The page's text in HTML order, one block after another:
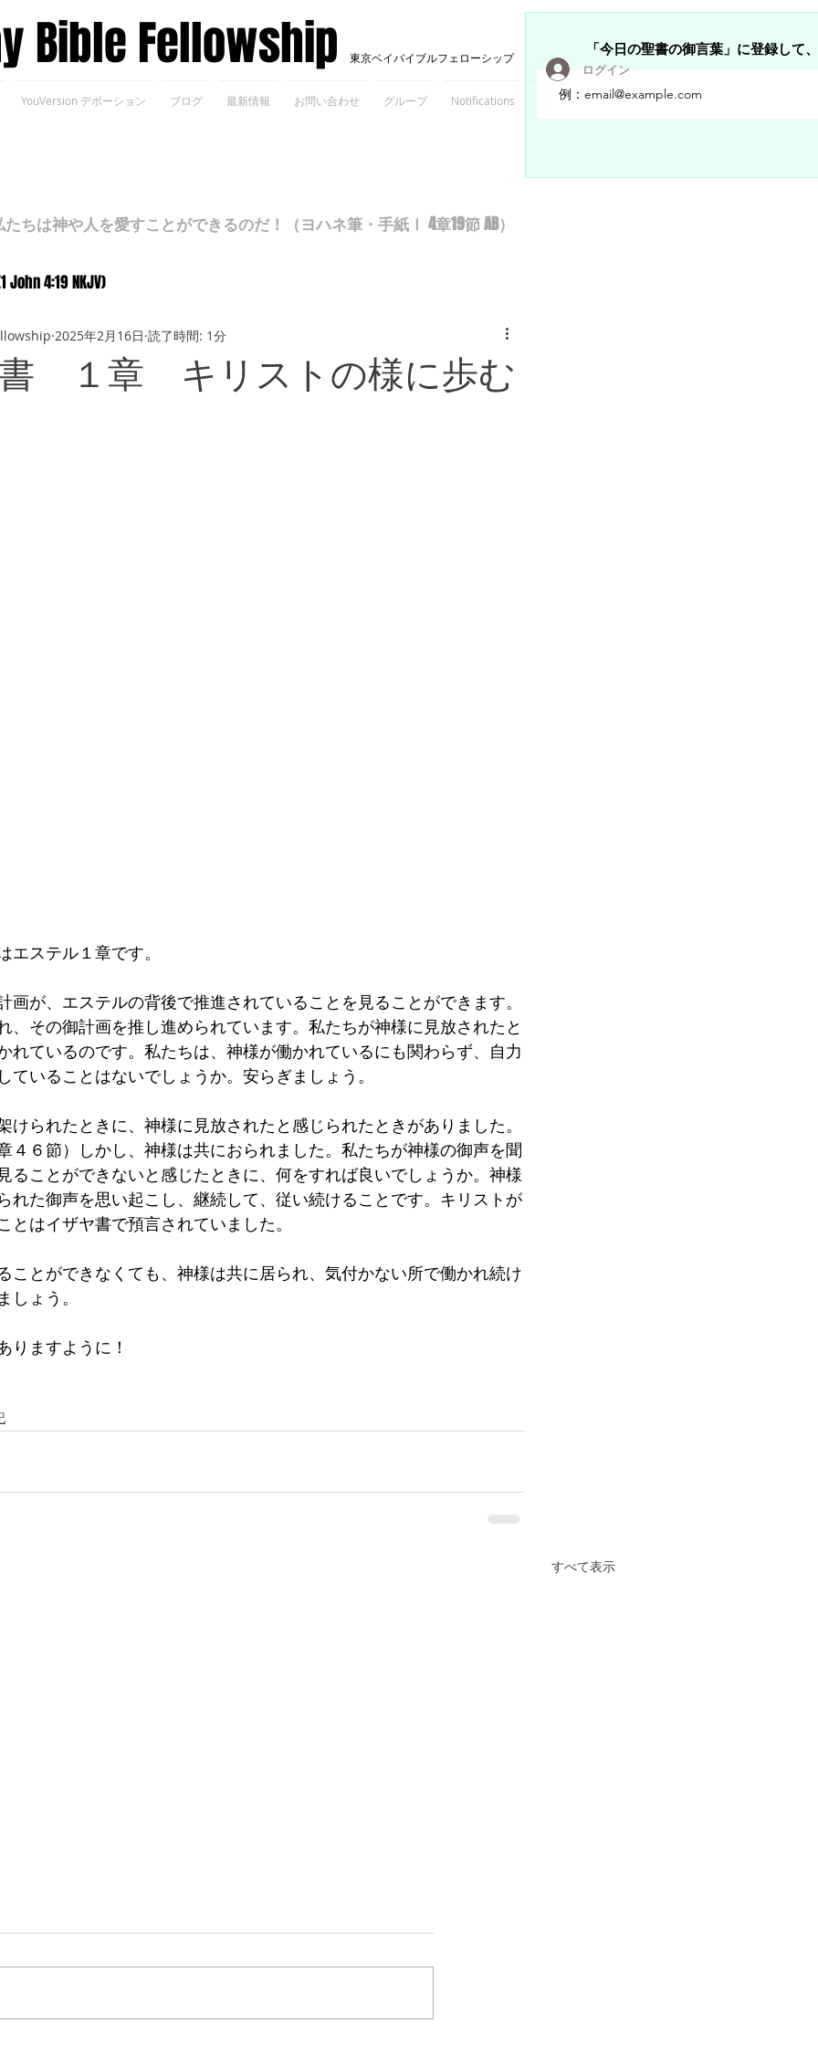
Bible Fellowship 東京ベイバイブルフェローシップ
YouVersion デボーション ブログ 最新情報 お問い合わせ グループ Notifications Members
「今日の聖書の御言葉」に登録して
ログイン
ちは神や人を愛すことができるのだ！（ヨハネ筆・手紙Ⅰ 4章19節 AB）
John 4:19 NKJV)
１章 キリストの様に歩む
2025年2月16日 読了時間: 1分
ステル１章です。
画が、エステルの背後で推進されていることを見ることができます。
、その御計画を推し進められています。私たちが神様に見放されたと
れているのです。私たちは、神様が働かれているにも関わらず、自力
ていることはないでしょうか。安らぎましょう。
けられたときに、神様に見放されたと感じられたときがありました。
４６節）しかし、神様は共におられました。私たちが神様の御声を聞
ることができないと感じたときに、何をすれば良いでしょうか。神様
れた御声を思い起こし、継続して、従い続けることです。キリストが
とはイザヤ書で預言されていました。
ことができなくても、神様は共に居られ、気付かない所で働かれ続け
ょう。
りますように！
すべて表示